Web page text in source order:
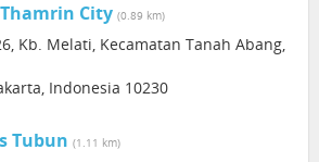
City (0.89 km)
Kb. Melati, Kecamatan Tanah Abang,
Indonesia 10230
Tubun (1.11 km)